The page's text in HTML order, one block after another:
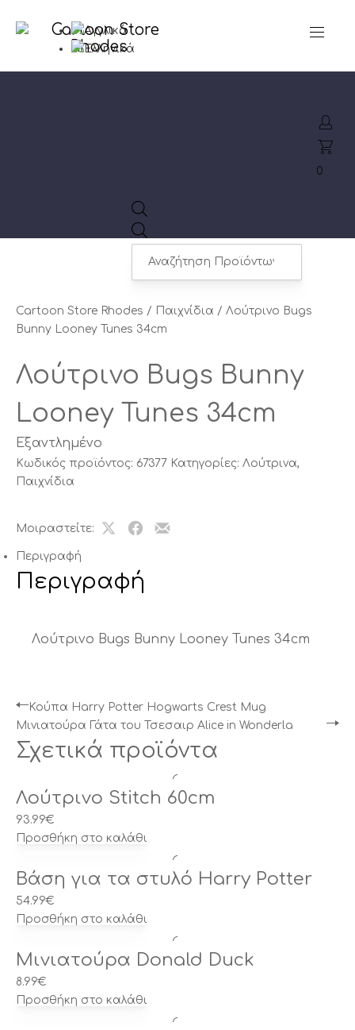
Products
search
0
Cartoon Store Rhodes / Παιχνίδια / Λούτρινο Bugs
Bunny Looney Tunes 34cm
Λούτρινο Bugs Bunny
Looney Tunes 34cm
Εξαντλημένο
Κωδικός προϊόντος: 67377 Κατηγορίες: Λούτρινα,
Παιχνίδια
Μοιραστείτε:
ShareΜοιραστείτε
στο
Facebook
Μοιραστείτε
Περιγραφή
Περιγραφή
Λούτρινο Bugs Bunny Looney Tunes 34cm
Κούπα Harry Potter Hogwarts Crest Mug
Μινιατούρα Γάτα του Τσεσαιρ Alice in Wonderla
Σχετικά προϊόντα
Λούτρινο Stitch 60cm
93.99€
Προσθήκη στο καλάθι
Βάση για τα στυλό Harry Potter
54.99€
Προσθήκη στο καλάθι
Μινιατούρα Donald Duck
8.99€
Προσθήκη στο καλάθι